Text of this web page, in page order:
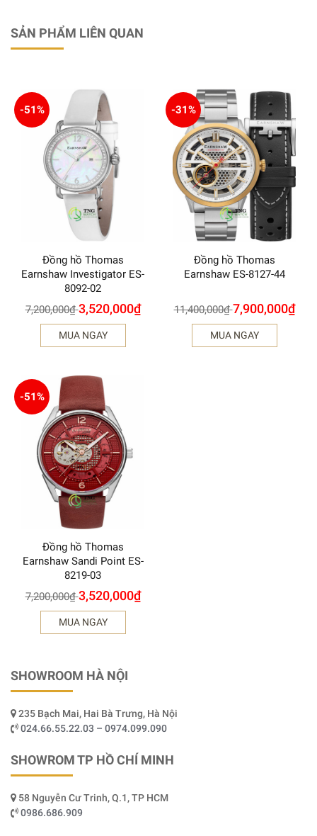
SẢN PHẨM LIÊN QUAN
-51%
Đồng hồ Thomas
Earnshaw Investigator ES-
8092-02
7,200,000₫ 3,520,000₫
MUA NGAY
-31%
Đồng hồ Thomas
Earnshaw ES-8127-44
11,400,000₫ 7,900,000₫
MUA NGAY
-51%
Đồng hồ Thomas
Earnshaw Sandi Point ES-
8219-03
7,200,000₫ 3,520,000₫
MUA NGAY
SHOWROOM HÀ NỘI
235 Bạch Mai, Hai Bà Trưng, Hà Nội
024.66.55.22.03 – 0974.099.090
SHOWROM TP HỒ CHÍ MINH
58 Nguyễn Cư Trinh, Q.1, TP HCM
0986.686.909